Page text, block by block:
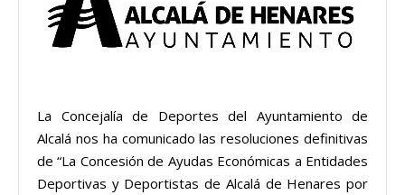
La Concejalía de Deportes del Ayuntamiento de
Alcalá nos ha comunicado las resoluciones definitivas
de “La Concesión de Ayudas Económicas a Entidades
Deportivas y Deportistas de Alcalá de Henares por